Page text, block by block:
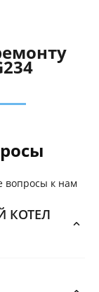
вопросы к нам
КОТЕЛ